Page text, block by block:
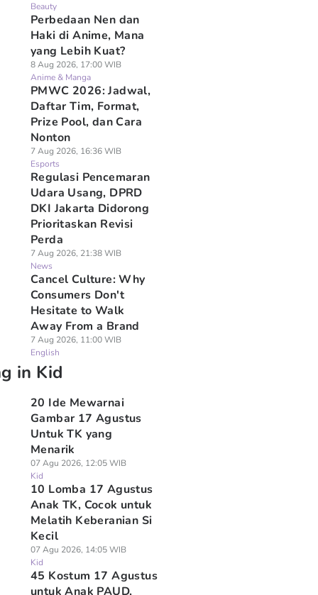
Beauty
Perbedaan Nen dan
Haki di Anime, Mana
yang Lebih Kuat?
8 Aug 2026, 17:00 WIB
Anime & Manga
PMWC 2026: Jadwal,
Daftar Tim, Format,
Prize Pool, dan Cara
Nonton
7 Aug 2026, 16:36 WIB
Esports
Regulasi Pencemaran
Udara Usang, DPRD
DKI Jakarta Didorong
Prioritaskan Revisi
Perda
7 Aug 2026, 21:38 WIB
News
Cancel Culture: Why
Consumers Don't
Hesitate to Walk
Away From a Brand
7 Aug 2026, 11:00 WIB
English
in Kid
20 Ide Mewarnai
Gambar 17 Agustus
Untuk TK yang
Menarik
07 Agu 2026, 12:05 WIB
Kid
10 Lomba 17 Agustus
Anak TK, Cocok untuk
Melatih Keberanian Si
Kecil
07 Agu 2026, 14:05 WIB
Kid
45 Kostum 17 Agustus
untuk Anak PAUD,